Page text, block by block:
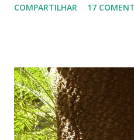
fachada do TJ. Flores e galhos
árvores dando as boas vindas na
rodovia que liga Goiânia a Brasília
Flamboyants do Jerivá Flamboyant
logo depois da Ponte das Garças -
COMPARTILHAR 17